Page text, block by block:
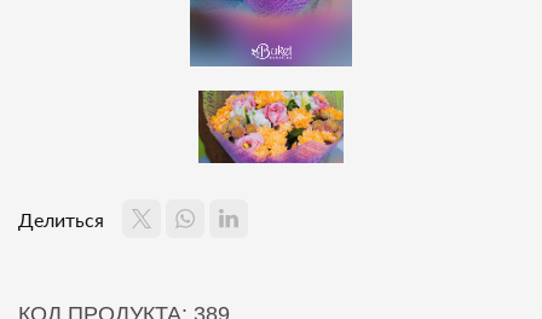
Делиться
КОД ПРОДУКТА: 389